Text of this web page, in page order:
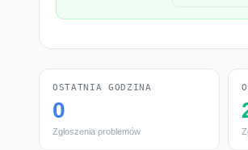
OSTATNIA GODZINA
0
Zgłoszenia problemów